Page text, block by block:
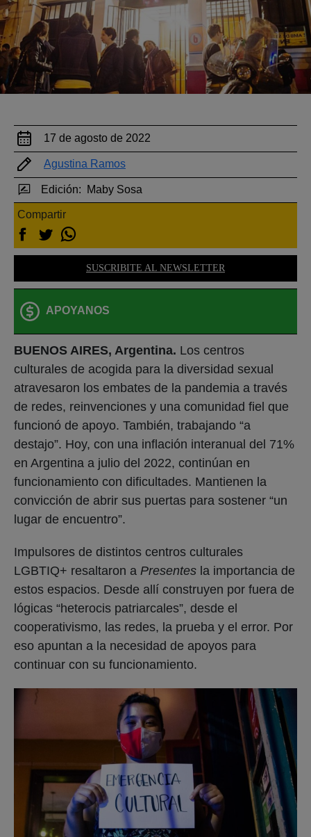
17 de agosto de 2022
Agustina Ramos
Edición: Maby Sosa
Compartir
SUSCRIBITE AL NEWSLETTER
APOYANOS
BUENOS AIRES, Argentina. Los centros
culturales de acogida para la diversidad sexual
atravesaron los embates de la pandemia a través
de redes, reinvenciones y una comunidad fiel que
funcionó de apoyo. También, trabajando “a
destajo”. Hoy, con una inflación interanual del 71%
en Argentina a julio del 2022, continúan en
funcionamiento con dificultades. Mantienen la
convicción de abrir sus puertas para sostener “un
lugar de encuentro”.
Impulsores de distintos centros culturales
LGBTIQ+ resaltaron a Presentes la importancia de
estos espacios. Desde allí construyen por fuera de
lógicas “heterocis patriarcales”, desde el
cooperativismo, las redes, la prueba y el error. Por
eso apuntan a la necesidad de apoyos para
continuar con su funcionamiento.